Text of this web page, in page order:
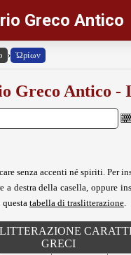
Greco Antico
› Ὠρίων
Greco Antico -
senza accenti né spiriti. Per
a destra della casella, oppure
tabella di traslitterazione
GRECI